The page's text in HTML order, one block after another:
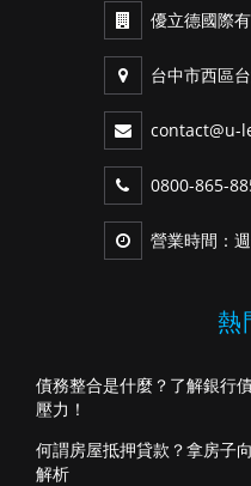
優立德國際
台中市西區
contact@u-
0800-865-
營業時間：
熱
債務整合是什麼？了解銀行
壓力！
何謂房屋抵押貸款？拿房子
解析